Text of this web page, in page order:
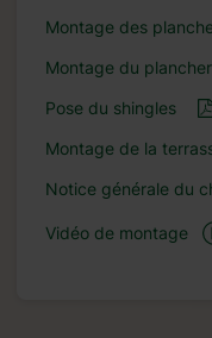
Montage des
Montage du plancher
Pose du shingles
Montage de la
Notice générale du
Vidéo de montage